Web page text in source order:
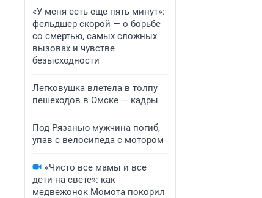
«У меня есть еще пять минут»:
фельдшер скорой — о борьбе
со смертью, самых сложных
вызовах и чувстве
безысходности
Легковушка влетела в толпу
пешеходов в Омске — кадры
Под Рязанью мужчина погиб,
упав с велосипеда с мотором
«Чисто все мамы и все
дети на свете»: как
медвежонок Момота покорил